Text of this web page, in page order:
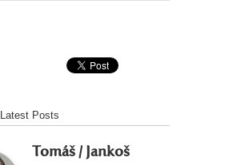
Latest Posts
Tomáš / Jankoš